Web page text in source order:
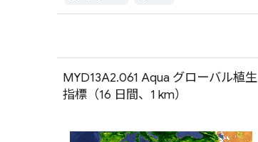
MYD13A2.061 Aqua グローバル植生
指標（16 日間、1 km）